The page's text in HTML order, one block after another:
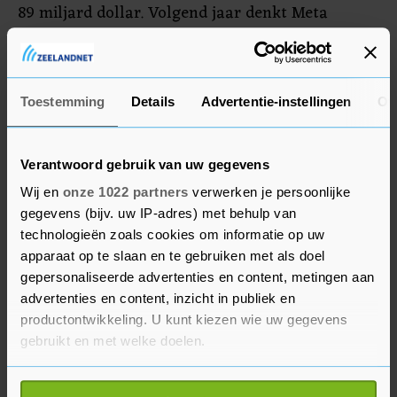
Toestemming Details Advertentie-instellingen
Verantwoord gebruik van uw gegevens
Wij en onze 1022 partners verwerken je persoonlijke
gegevens (bijv. uw IP-adres) met behulp van
technologieën zoals cookies om informatie op uw
apparaat op te slaan en te gebruiken met als doel
gepersonaliseerde advertenties en content, metingen aan
advertenties en content, inzicht in publiek en
productontwikkeling. U kunt kiezen wie uw gegevens
gebruikt en met welke doelen.
Als u het toestaat, willen we ook graag:
89 miljard dollar. Volgend jaar denkt Meta
tussen 94 miljard en 99 miljard dollar te
spenderen.
De onderneming kreeg er afgelopen kwartaal ook
weer gebruikers bij. Het aantal dagelijks actieve
gebruikers op Facebook bedraagt inmiddels zo'n
2,1 miljard. Dat betekent dat ruim een kwart van
de wereldbevolking elke dag op de site inlogt.
Voor alle Meta-diensten, naast Facebook ook
Instagram, WhatsApp en de dit jaar opgezette X-
rivaal Threads, gaat het om ruim 3,1 miljard
dagelijks actieve gebruikers.
Meta meldde in maart nog 10.000 extra banen te
schrappen om kosten te besparen. Die maatregel